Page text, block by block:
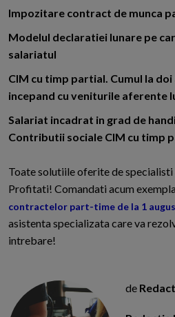
Impozitare contract de munca
Modelul declaratiei lunare pe
salariatul
CIM cu timp partial. Cumul la doi
incepand cu veniturile aferente
Salariat incadrat in grad de
Contributii sociale CIM cu timp
Toate solutiile oferite de
Profitati! Comandati acum
contractelor part-time de la 1
asistenta specializata care va
intrebare!
de